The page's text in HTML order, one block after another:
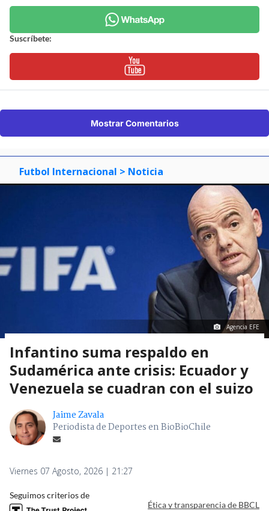
Suscríbete:
Mostrar Comentarios
Futbol Internacional > Noticia
Agencia EFE
Infantino suma respaldo en
Sudamérica ante crisis: Ecuador y
Venezuela se cuadran con el suizo
Jaime Zavala
Periodista de Deportes en BioBioChile
Viernes 07 Agosto, 2026 | 21:27
Seguimos criterios de
Ética y transparencia de BBCL